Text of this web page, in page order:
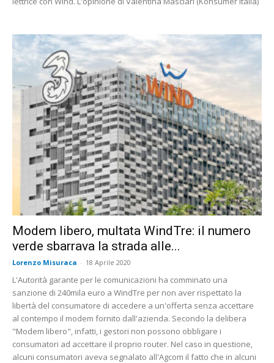
Modem libero, multata WindTre: il numero
verde sbarrava la strada alle...
Lorenzo Misuraca - 18 Aprile 2020
L'Autorità garante per le comunicazioni ha comminato una
sanzione di 240mila euro a WindTre per non aver rispettato la
libertà del consumatore di accedere a un'offerta senza accettare
al contempo il modem fornito dall'azienda. Secondo la delibera
"Modem libero", infatti, i gestori non possono obbligare i
consumatori ad accettare il proprio router. Nel caso in questione,
alcuni consumatori aveva segnalato all'Agcom il fatto che in alcuni